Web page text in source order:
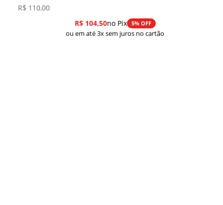
R$ 110,00
R$104,50no Pix 5% OFF
ou em até 3x sem juros no cartão